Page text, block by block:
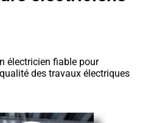
électricien fiable pour
des travaux électriques